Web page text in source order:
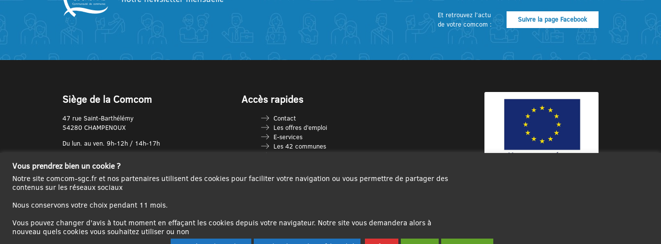
Et retrouvez l’actu
de votre comcom :
Suivre la page Facebook
Siège de la Comcom
47 rue Saint-Barthélémy
54280 CHAMPENOUX
Du lun. au ven. 9h-12h / 14h-17h
03 83 31 74 37
Accès rapides
Contact
Les offres d’emploi
E-services
Les 42 communes
Espace France Services
Les séniors
Vous prendrez bien un cookie ?
Notre site comcom-sgc.fr et nos partenaires utilisent des cookies pour faciliter votre navigation ou vous permettre de partager des
contenus sur les réseaux sociaux
Nous conservons votre choix pendant 11 mois.
Vous pouvez changer d'avis à tout moment en effaçant les cookies depuis votre navigateur. Notre site vous demandera alors à
nouveau quels cookies vous souhaitez utiliser ou non